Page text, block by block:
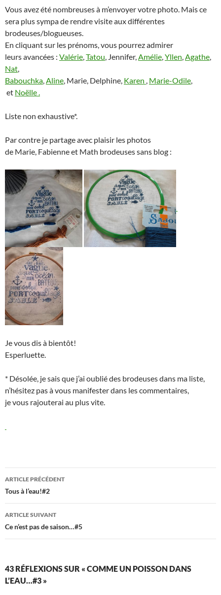
Vous avez été nombreuses à m’envoyer votre photo. Mais ce
sera plus sympa de rendre visite aux différentes
brodeuses/blogueuses.
En cliquant sur les prénoms, vous pourrez admirer
leurs avancées : Valérie,Tatou, Jennifer,Amélie,Yllen,Agathe,
Nat,
Babouchka,Aline, Marie, Delphine, Karen , Marie-Odile,
et Noëlle .
Liste non exhaustive*.
Par contre je partage avec plaisir les photos
de Marie, Fabienne et Math brodeuses sans blog :
Je vous dis à bientôt!
Esperluette.
* Désolée, je sais que j’ai oublié des brodeuses dans ma liste,
n’hésitez pas à vous manifester dans les commentaires,
je vous rajouterai au plus vite.
Navigation
des
articles
ARTICLE PRÉCÉDENT
Tous à l’eau!#2
ARTICLE SUIVANT
Ce n’est pas de saison…#5
43 RÉFLEXIONS SUR « COMME UN POISSON DANS
L’EAU…#3 »